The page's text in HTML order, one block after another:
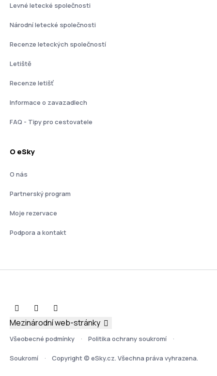
Levné letecké společnosti
Národní letecké společnosti
Recenze leteckých společností
Letiště
Recenze letišť
Informace o zavazadlech
FAQ - Tipy pro cestovatele
O eSky
O nás
Partnerský program
Moje rezervace
Podpora a kontakt
Všeobecné podmínky Politika ochrany soukromí
Soukromí Copyright © eSky.cz. Všechna práva vyhrazena.
Mezinárodní web-stránky